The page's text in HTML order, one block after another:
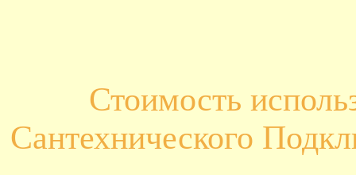
Стоимость
Сантехнического